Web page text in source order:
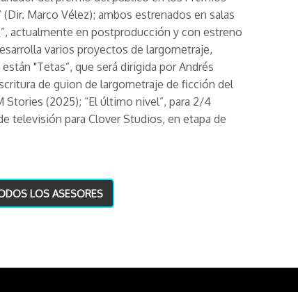
Marco Vélez); ambos estrenados en salas
actualmente en postproducción y con estreno
varios proyectos de largometraje,
"Tetas”, que será dirigida por Andrés
de guion de largometraje de ficción del
Stories (2025); “El último nivel”, para 2/4
televisión para Clover Studios, en etapa de
LOS ASESORES